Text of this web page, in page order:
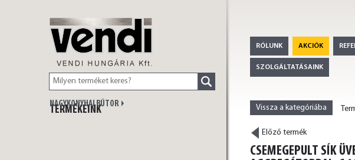
HUNGÁRIA Kft.
TERMÉKEINK
NAGYKONYHAI BÚTOR
RÓLUNK AKCIÓK
SZOLGÁLTATÁSAINK
Vissza a kategóriába
Előző termék
CSEMEGEPULT SÍK